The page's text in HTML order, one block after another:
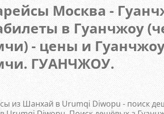
Москва -
в Гуанчжоу
- цены и
ГУАНЧЖОУ.
из Шанхай в Urumqi Diwopu - поиск